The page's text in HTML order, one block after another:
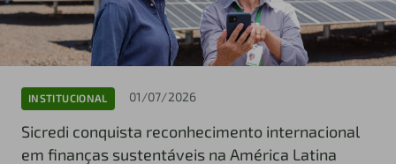
INSTITUCIONAL 01/07/2026
Sicredi conquista reconhecimento internacional
em finanças sustentáveis na América Latina